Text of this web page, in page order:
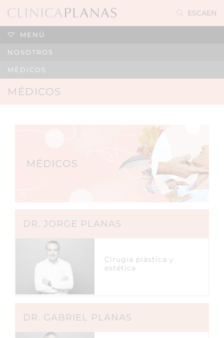
ESCAEN
MENÚ
NOSOTROS
MÉDICOS
MÉDICOS
DR. JORGE PLANAS
Cirugía plástica y
estética
DR. GABRIEL PLANAS